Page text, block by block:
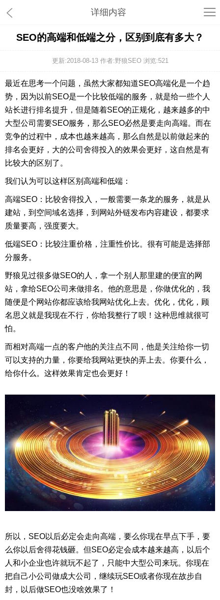
详细内容
SEO的高端和低端之分，区别到底有多大？
更新:2018-08-13 作者:野狼SEO 浏览:521
最近在思考一个问题，虽然大家都知道SEO高端化是一个趋
势，因为以前SEO是一个比较低端的服务，就是给一些个人
站长进行排名提升，但是随着SEO的正规化，越来越多的中
大型公司需要SEO服务，那么SEO必然是要走向高端。而在
竞争的过程中，成本也越来越高，那么自然是以前做起来的
排名会更好，大的公司舍得投入的效果会更好，这自然是有
比较大的区别了。
我们认为可以这样区别高端和低端：
高端SEO：比较舍得投入，一般需要一条龙的服务，就是从
建站，到空间域名选择，到网站外链发布内容建设，都要求
质量要高，强度要大。
低端SEO：比较注重价格，注重性价比。很有可能是选择部
分服务。
野狼见过很多做SEO的人，拿一个别人那里建的便宜的网
站，拿给SEO公司来做排名。他的意思是，你做优化的，我
随便是个网站你都应该给我网站优化上去。优化，优化，顾
名思义就是我现在不行，你给我整行了呗！这种思维就很可
怕。
而相对高端一点的客户他的关注点不同，他是关注给你一切
可以支持的力量，你要给我网站更快的弄上去。你要什么，
给你什么。这样效果肯定也会更好！
所以，SEO以后必定会走向高端，要么你现在早点下手，要
么你以后舍得花钱砸。但SEO必定会成本越来越高，以后个
人和小企业也许就玩不起了，只能中大型公司来玩。你现在
把自己小公司做成大公司，继续玩SEO或者你现在故步自
封，以后做SEO也没啥效果了！